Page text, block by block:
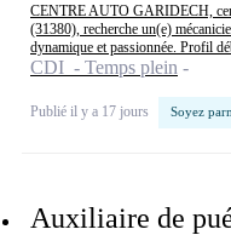
CENTRE AUTO GARIDECH,
(31380), recherche un(e)
dynamique et passionnée. Profil
CDI - Temps plein
Publié il y a 17 jours Soyez
Auxiliaire de